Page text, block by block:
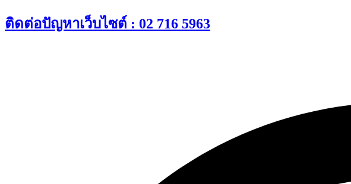
Skip
to
ติดต่อปัญหาเว็บไซต์ : 02 716 5963